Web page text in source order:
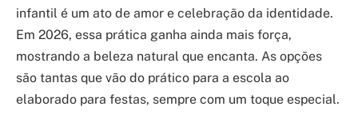
infantil é um ato de amor e celebração da identidade.
Em 2026, essa prática ganha ainda mais força,
mostrando a beleza natural que encanta. As opções
são tantas que vão do prático para a escola ao
elaborado para festas, sempre com um toque especial.